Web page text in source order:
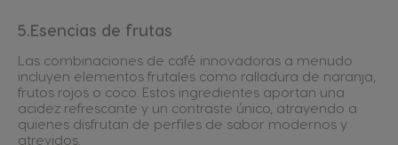
5.Esencias de frutas
Las combinaciones de café innovadoras a menudo
incluyen elementos frutales como ralladura de naranja,
frutos rojos o coco. Estos ingredientes aportan una
acidez refrescante y un contraste único, atrayendo a
quienes disfrutan de perfiles de sabor modernos y
atrevidos.